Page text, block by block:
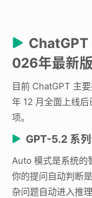
ChatGPT
026年最新版
目前 ChatGPT 主
年 12 月全面上线
项。
GPT-5.2 系
Auto 模式是系统的
你的提问自动判断
杂问题自动进入推